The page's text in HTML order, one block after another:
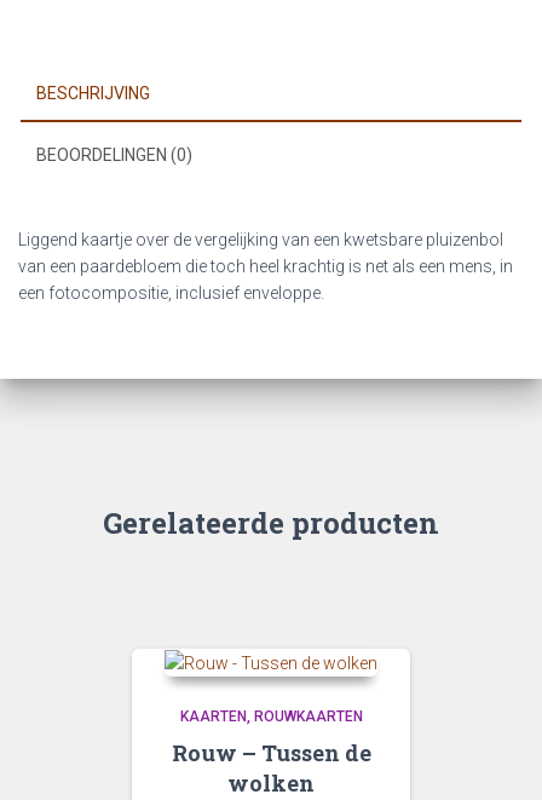
BESCHRIJVING
BEOORDELINGEN (0)
Liggend kaartje over de vergelijking van een kwetsbare pluizenbol
van een paardebloem die toch heel krachtig is net als een mens, in
een fotocompositie, inclusief enveloppe.
Gerelateerde producten
KAARTEN ROUWKAARTEN
Rouw – Tussen de
wolken